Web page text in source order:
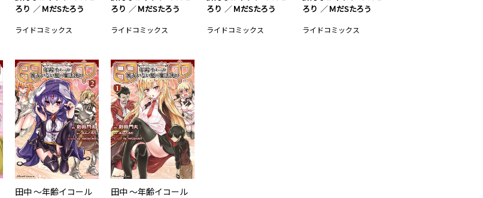
ろり
ＭだSたろう
ライドコミックス
ろり
ＭだSたろう
ライドコミックス
ろり
ＭだSたろう
ライドコミックス
ろり
ＭだSたろう
ライドコミックス
田中 ～年齢イコール
田中 ～年齢イコール